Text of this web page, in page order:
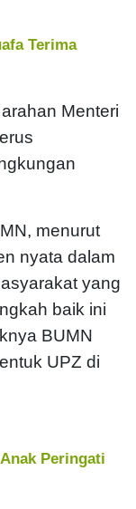
Terima
Menteri
menurut
nyata dalam
yang
baik ini
BUMN
UPZ di
Peringati